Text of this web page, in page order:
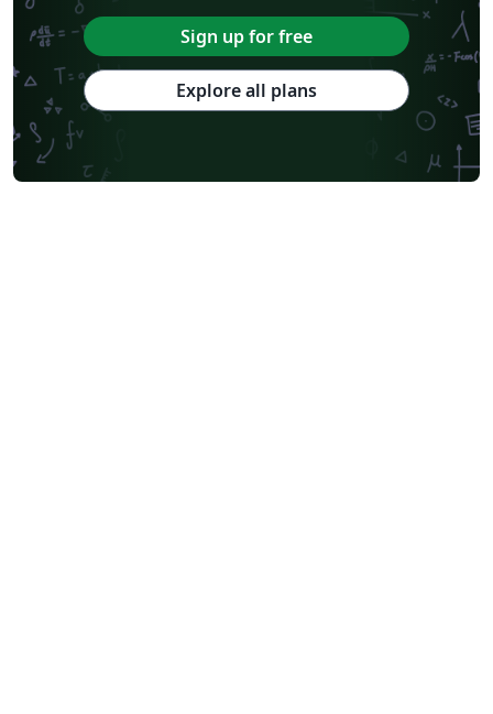
Sign up for free
Explore all plans